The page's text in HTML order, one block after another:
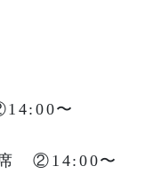
〜
席 ②14:00〜